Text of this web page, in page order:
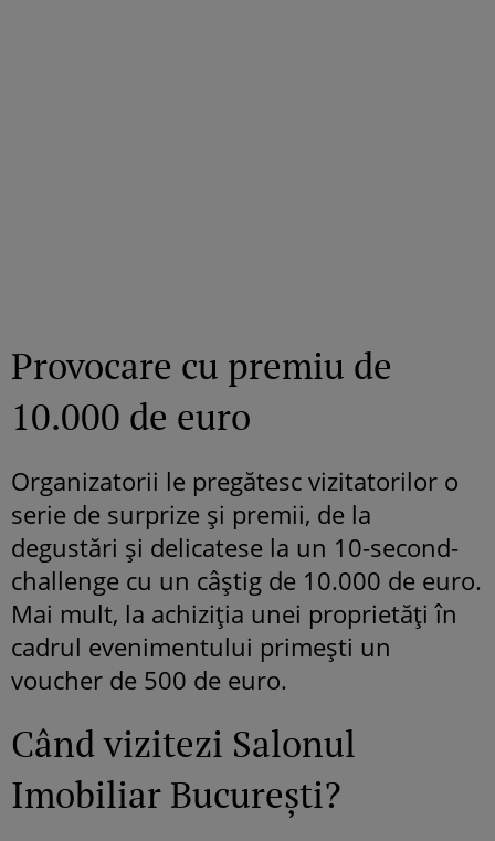
Provocare cu premiu de
10.000 de euro
Organizatorii le pregătesc vizitatorilor o
serie de surprize și premii, de la
degustări și delicatese la un 10-second-
challenge cu un câștig de 10.000 de euro.
Mai mult, la achiziția unei proprietăți în
cadrul evenimentului primești un
voucher de 500 de euro.
Când vizitezi Salonul
Imobiliar București?